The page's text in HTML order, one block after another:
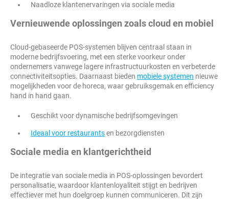
Naadloze klantenervaringen via sociale media
Vernieuwende oplossingen zoals cloud en mobiel
Cloud-gebaseerde POS-systemen blijven centraal staan in
moderne bedrijfsvoering, met een sterke voorkeur onder
ondernemers vanwege lagere infrastructuurkosten en verbeterde
connectiviteitsopties. Daarnaast bieden mobiele systemen nieuwe
mogelijkheden voor de horeca, waar gebruiksgemak en efficiency
hand in hand gaan.
Geschikt voor dynamische bedrijfsomgevingen
Ideaal voor restaurantsen bezorgdiensten
Sociale media en klantgerichtheid
De integratie van sociale media in POS-oplossingen bevordert
personalisatie, waardoor klantenloyaliteit stijgt en bedrijven
effectiever met hun doelgroep kunnen communiceren. Dit zijn